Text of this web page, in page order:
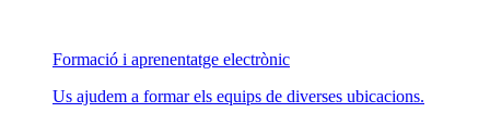
Formació i aprenentatge electrònic
Us ajudem a formar els equips de diverses ubicacions.